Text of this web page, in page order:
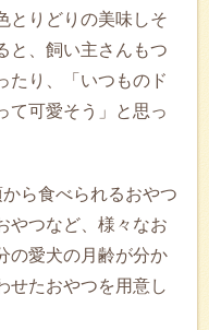
とりどりの美味しそ
と、飼い主さんもつ
たり、「いつものド
て可愛そう」と思っ
ら食べられるおやつ
やつなど、様々なお
の愛犬の月齢が分か
せたおやつを用意し